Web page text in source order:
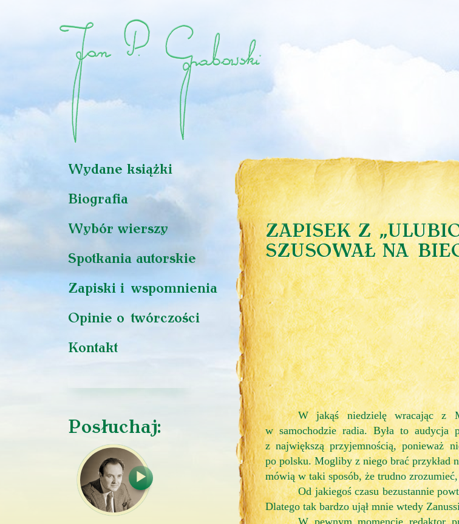
Wydane książki
Biografia
Wybór wierszy
Spotkania autorskie
Zapiski i wspomnienia
Opinie o twórczości
Kontakt
Posłuchaj:
ZAPISEK Z
SZUSOWAŁ NA
W jakąś niedzielę wracając z
w samochodzie radia. Była to audycja
z największą przyjemnością,
po polsku. Mogliby z niego brać
mówią w taki sposób, że trudno
Od jakiegoś czasu bezustannie
Dlatego tak bardzo ujął mnie wtedy
W pewnym momencie redaktor